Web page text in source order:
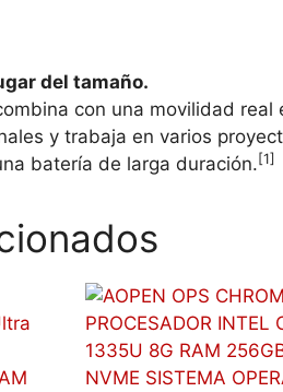
del tamaño.
con una movilidad
y trabaja en varios
batería de larga duración.[1]